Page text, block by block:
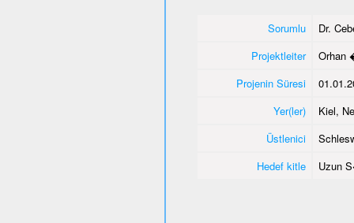
Sorumlu
Dr.
Projektleiter
Orhan
Projenin Süresi
Yer(ler)
Kiel,
Üstlenici
Hedef kitle
Uzun